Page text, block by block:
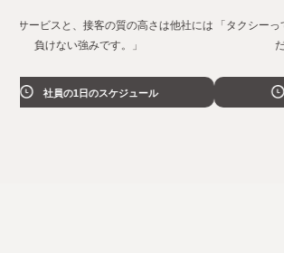
ビスと、接客の質の高さは他社には
負けない強みです。」
社員の1日のスケジュール
「タクシーってこん
だと感
社